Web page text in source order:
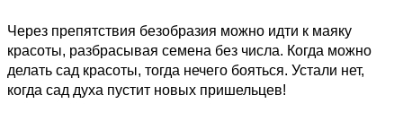
Через препятствия безобразия можно идти к маяку
красоты, разбрасывая семена без числа. Когда можно
делать сад красоты, тогда нечего бояться. Устали нет,
когда сад духа пустит новых пришельцев!